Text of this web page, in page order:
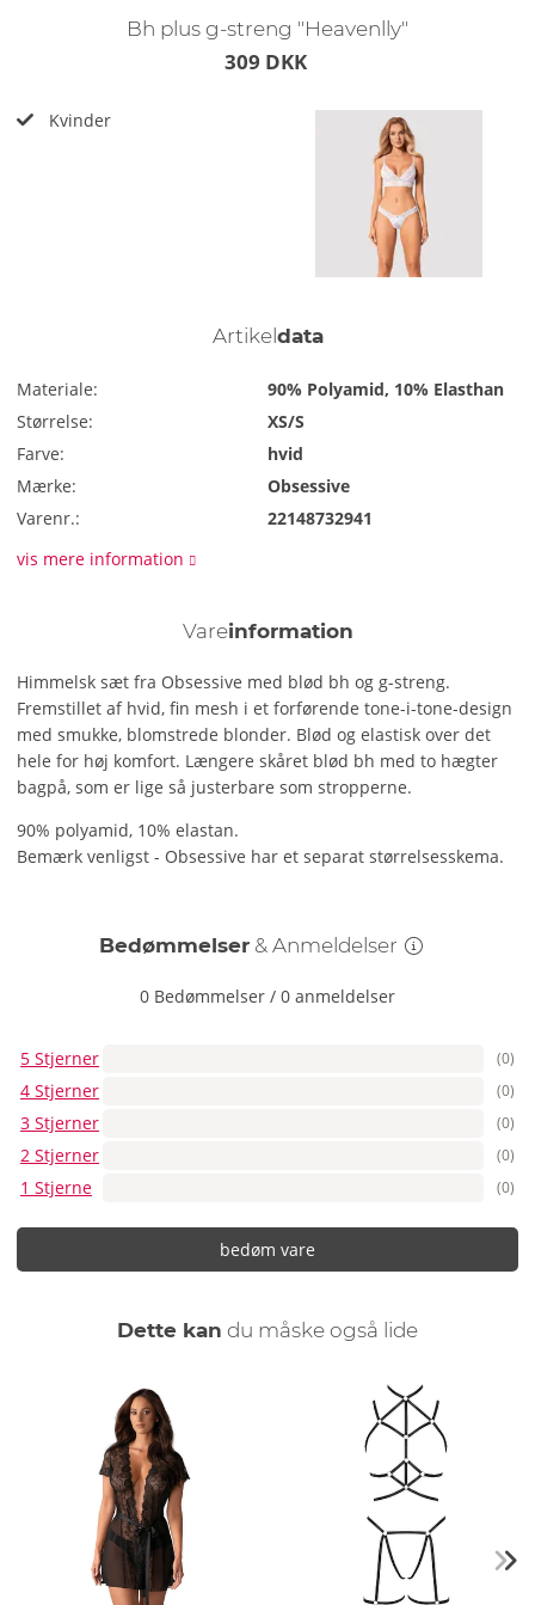
Bh plus g-streng "Heavenlly"
309 DKK
Kvinder
Artikeldata
Materiale:
90% Polyamid, 10% Elasthan
Størrelse:
XS/S
Farve:
hvid
Mærke:
Obsessive
Varenr.:
22148732941
vis mere information
Vareinformation
Himmelsk sæt fra Obsessive med blød bh og g-streng.
Fremstillet af hvid, fin mesh i et forførende tone-i-tone-design
med smukke, blomstrede blonder. Blød og elastisk over det
hele for høj komfort. Længere skåret blød bh med to hægter
bagpå, som er lige så justerbare som stropperne.
90% polyamid, 10% elastan.
Bemærk venligst - Obsessive har et separat størrelsesskema.
Bedømmelser & Anmeldelser
0 Bedømmelser / 0 anmeldelser
5 Stjerner (0)
4 Stjerner (0)
3 Stjerner (0)
2 Stjerner (0)
1 Stjerne (0)
bedøm vare
Dette kan du måske også lide